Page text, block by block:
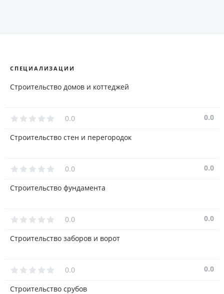
СПЕЦИАЛИЗАЦИИ
Строительство домов и коттеджей
0.0 0.0
Строительство стен и перегородок
0.0 0.0
Строительство фундамента
0.0 0.0
Строительство заборов и ворот
0.0 0.0
Строительство срубов